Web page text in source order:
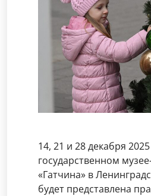
14, 21 и 28 декабря
государственном
«Гатчина» в
будет представлена